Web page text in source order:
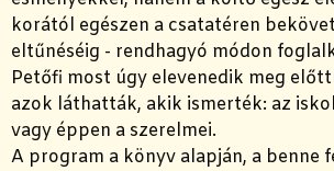
korától egészen a csatatéren
eltűnéséig - rendhagyó módon
Petőfi most úgy elevenedik meg
azok láthatták, akik ismerték: az
vagy éppen a szerelmei.
A program a könyv alapján, a benne